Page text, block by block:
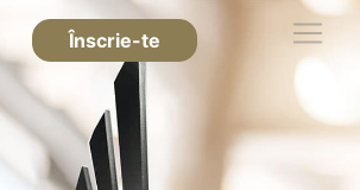
Înscrie-te